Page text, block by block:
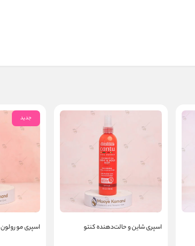
اسپری شاین و حالت‌دهنده کنتو
جدید
اسپری مو